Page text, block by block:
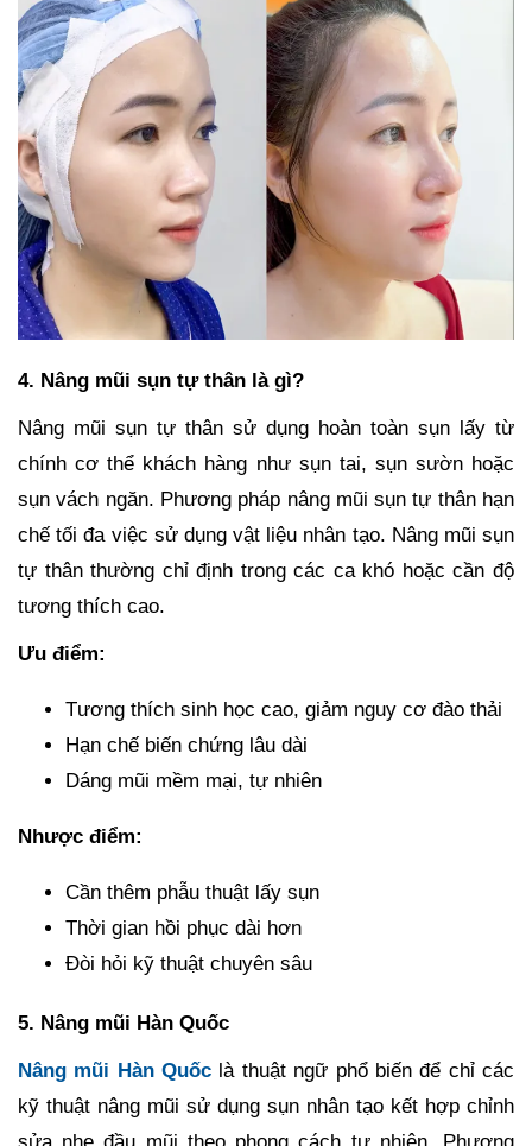
4. Nâng mũi sụn tự thân là gì?
Nâng mũi sụn tự thân sử dụng hoàn toàn sụn lấy từ
chính cơ thể khách hàng như sụn tai, sụn sườn hoặc
sụn vách ngăn. Phương pháp nâng mũi sụn tự thân hạn
chế tối đa việc sử dụng vật liệu nhân tạo. Nâng mũi sụn
tự thân thường chỉ định trong các ca khó hoặc cần độ
tương thích cao.
Ưu điểm:
Tương thích sinh học cao, giảm nguy cơ đào thải
Hạn chế biến chứng lâu dài
Dáng mũi mềm mại, tự nhiên
Nhược điểm:
Cần thêm phẫu thuật lấy sụn
Thời gian hồi phục dài hơn
Đòi hỏi kỹ thuật chuyên sâu
5. Nâng mũi Hàn Quốc
Nâng mũi Hàn Quốc là thuật ngữ phổ biến để chỉ các
kỹ thuật nâng mũi sử dụng sụn nhân tạo kết hợp chỉnh